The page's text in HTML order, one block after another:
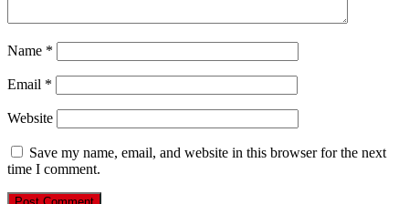
Name *
Email *
Website
Save my name, email, and website in this browser for the next
time I comment.